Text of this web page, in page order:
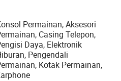
pelanggan dengan lebih
Permainan, Aksesori
Casing Telepon,
Daya, Elektronik
Pengendali
Kotak Permainan,